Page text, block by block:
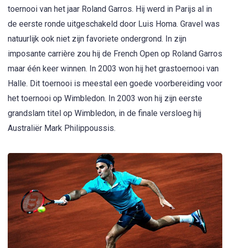
toernooi van het jaar Roland Garros. Hij werd in Parijs al in
de eerste ronde uitgeschakeld door Luis Homa. Gravel was
natuurlijk ook niet zijn favoriete ondergrond. In zijn
imposante carrière zou hij de French Open op Roland Garros
maar één keer winnen. In 2003 won hij het grastoernooi van
Halle. Dit toernooi is meestal een goede voorbereiding voor
het toernooi op Wimbledon. In 2003 won hij zijn eerste
grandslam titel op Wimbledon, in de finale versloeg hij
Australiër Mark Philippoussis.